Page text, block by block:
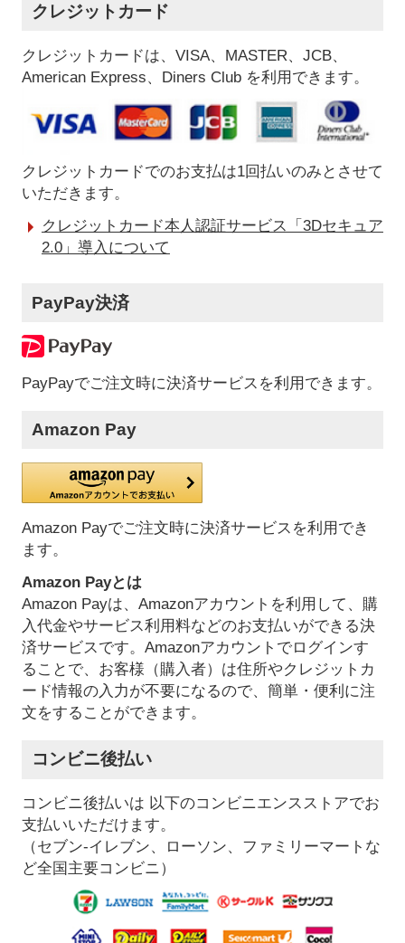
クレジットカード
クレジットカードは、VISA、MASTER、JCB、
American Express、Diners Club を利用できます。
クレジットカードでのお支払は1回払いのみとさせて
いただきます。
クレジットカード本人認証サービス「3Dセキュア
2.0」導入について
PayPay決済
PayPayでご注文時に決済サービスを利用できます。
Amazon Pay
Amazon Payでご注文時に決済サービスを利用でき
ます。
Amazon Payとは
Amazon Payは、Amazonアカウントを利用して、購
入代金やサービス利用料などのお支払いができる決
済サービスです。Amazonアカウントでログインす
ることで、お客様（購入者）は住所やクレジットカ
ード情報の入力が不要になるので、簡単・便利に注
文をすることができます。
コンビニ後払い
コンビニ後払いは 以下のコンビニエンスストアでお
支払いいただけます。
（セブン-イレブン、ローソン、ファミリーマートな
ど全国主要コンビニ）